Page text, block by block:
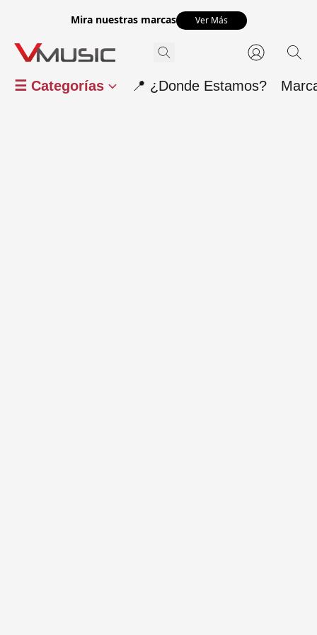
Mira nuestras marcas Ver Más
☰ Categorías 📍 ¿Donde Estamos?